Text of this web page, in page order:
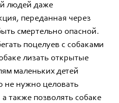
людей даже
переданная через
смертельно опасной.
поцелуев с собаками
лизать открытые
маленьких детей
не нужно целовать
также позволять собаке